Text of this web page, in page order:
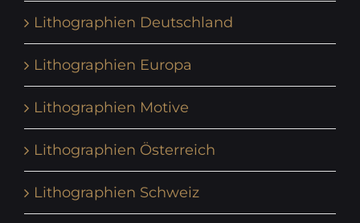
Lithographien Deutschland
Lithographien Europa
Lithographien Motive
Lithographien Österreich
Lithographien Schweiz